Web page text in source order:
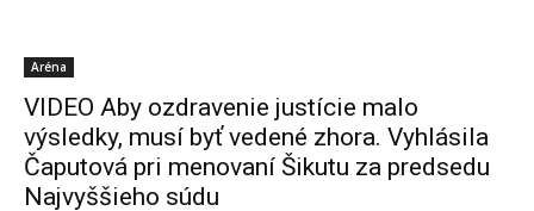
Aréna
VIDEO Aby ozdravenie justície malo
výsledky, musí byť vedené zhora. Vyhlásila
Čaputová pri menovaní Šikutu za predsedu
Najvyššieho súdu